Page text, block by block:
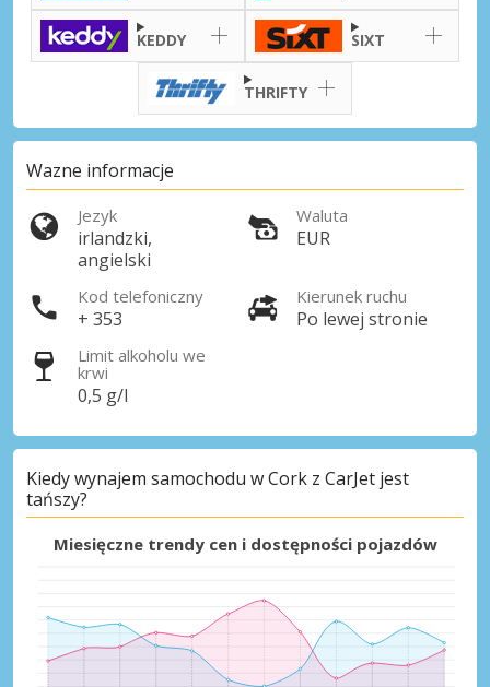
Najlepsze oszczędności
Uzyskaj dostęp do ekskluzywnych ofert
partnerów
Zaloguj się przez eLink
KEDDY SIXT
THRIFTY
Wazne informacje
Jezyk
irlandzki,
angielski
Waluta
EUR
Kod telefoniczny
+ 353
Kierunek ruchu
Po lewej stronie
Limit alkoholu we
krwi
0,5 g/l
Kiedy wynajem samochodu w Cork z CarJet jest
tańszy?
Miesięczne trendy cen i dostępności pojazdów